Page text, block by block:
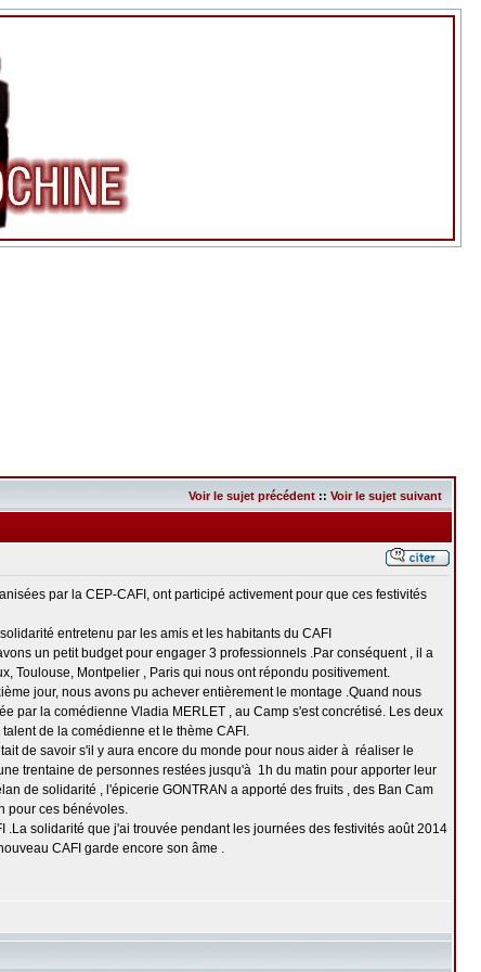
Voir le sujet précédent :: Voir le sujet suivant
par la CEP-CAFI, ont participé activement pour que ces festivités
entretenu par les amis et les habitants du CAFI
un petit budget pour engager 3 professionnels .Par conséquent , il a
Toulouse, Montpelier , Paris qui nous ont répondu positivement.
jour, nous avons pu achever entièrement le montage .Quand nous
par la comédienne Vladia MERLET , au Camp s'est concrétisé. Les deux
de la comédienne et le thème CAFI.
de savoir s'il y aura encore du monde pour nous aider à réaliser le
trentaine de personnes restées jusqu'à 1h du matin pour apporter leur
de solidarité , l'épicerie GONTRAN a apporté des fruits , des Ban Cam
pour ces bénévoles.
solidarité que j'ai trouvée pendant les journées des festivités août 2014
CAFI garde encore son âme .